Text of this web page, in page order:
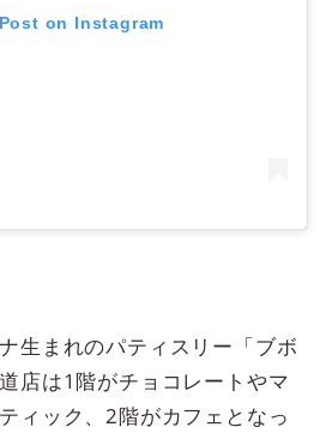
on Instagram
生まれのパティスリー「ブボ
店は1階がチョコレートやマ
ィック、2階がカフェとなっ